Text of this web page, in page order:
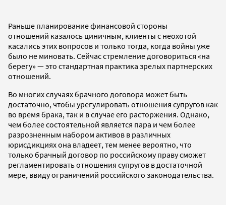
Раньше планирование финансовой стороны
отношений казалось циничным, клиенты с неохотой
касались этих вопросов и только тогда, когда войны уже
было не миновать. Сейчас стремление договориться «на
берегу» — это стандартная практика зрелых партнерских
отношений.
Во многих случаях брачного договора может быть
достаточно, чтобы урегулировать отношения супругов как
во время брака, так и в случае его расторжения. Однако,
чем более состоятельной является пара и чем более
разрозненным набором активов в различных
юрисдикциях она владеет, тем менее вероятно, что
только брачный договор по российскому праву сможет
регламентировать отношения супругов в достаточной
мере, ввиду ограничений российского законодательства.